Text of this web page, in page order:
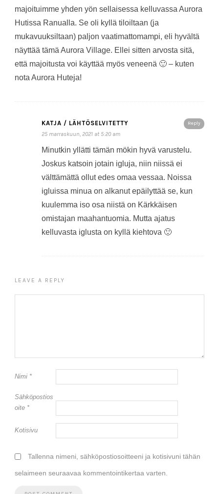
majoituimme yhden yön sellaisessa kelluvassa Aurora
Hutissa Ranualla. Se oli kyllä tiloiltaan (ja
mukavuuksiltaan) paljon vaatimattomampi, eli hyvältä
näyttää tämä Aurora Village. Ellei sitten arvosta sitä,
että majoitusta voi käyttää myös veneenä 🙂 – kuten
nota Aurora Huteja!
Reply
KATJA / LÄHTÖSELVITETTY
25 marraskuun, 2021 at 5:20 am
Minutkin yllätti tämän mökin hyvä varustelu.
Joskus katsoin jotain igluja, niin niissä ei
välttämättä ollut edes omaa vessaa. Noissa
igluissa minua on alkanut epäilyttää se, kun
kuulemma iso osa niistä on Kärkkäisen
omistajan maahantuomia. Mutta ajatus
kelluvasta iglusta on kyllä kiehtova 🙂
LEAVE A REPLY
Nimi *
Sähköpostios
oite *
Kotisivu
Tallenna nimeni, sähköpostiosoitteeni ja kotisivuni tähän
selaimeen seuraavaa kommentointikertaa varten.